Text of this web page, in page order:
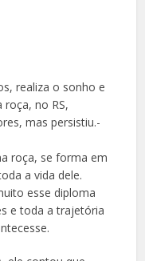
realiza o sonho e
roça, no RS,
mas persistiu.-
roça, se forma em
a vida dele.
esse diploma
e toda a trajetória